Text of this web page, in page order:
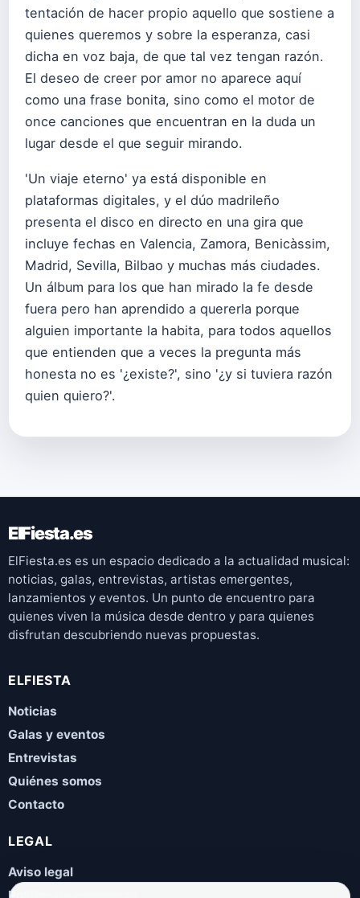
tentación de hacer propio aquello que sostiene a
quienes queremos y sobre la esperanza, casi
dicha en voz baja, de que tal vez tengan razón.
El deseo de creer por amor no aparece aquí
como una frase bonita, sino como el motor de
once canciones que encuentran en la duda un
lugar desde el que seguir mirando.
'Un viaje eterno' ya está disponible en
plataformas digitales, y el dúo madrileño
presenta el disco en directo en una gira que
incluye fechas en Valencia, Zamora, Benicàssim,
Madrid, Sevilla, Bilbao y muchas más ciudades.
Un álbum para los que han mirado la fe desde
fuera pero han aprendido a quererla porque
alguien importante la habita, para todos aquellos
que entienden que a veces la pregunta más
honesta no es '¿existe?', sino '¿y si tuviera razón
quien quiero?'.
ElFiesta.es
ElFiesta.es es un espacio dedicado a la actualidad musical:
noticias, galas, entrevistas, artistas emergentes,
lanzamientos y eventos. Un punto de encuentro para
quienes viven la música desde dentro y para quienes
disfrutan descubriendo nuevas propuestas.
ELFIESTA
Noticias
Galas y eventos
Entrevistas
Quiénes somos
Contacto
LEGAL
Aviso legal